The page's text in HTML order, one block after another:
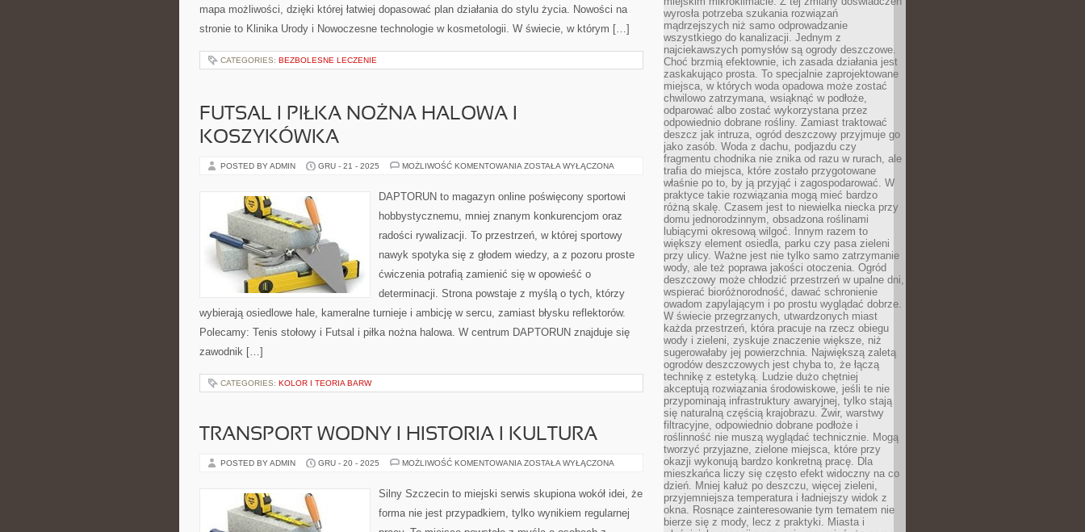
mapa możliwości, dzięki której łatwiej dopasować plan działania do stylu życia. Nowości na
stronie to Klinika Urody i Nowoczesne technologie w kosmetologii. W świecie, w którym […]
CATEGORIES: BEZBOLESNE LECZENIE
FUTSAL I PIŁKA NOŻNA HALOWA I
KOSZYKÓWKA
POSTED BY ADMIN GRU - 21 - 2025 MOŻLIWOŚĆ KOMENTOWANIA FUTSAL
NOŻNA
HALOWA
KOSZYKÓWKA
ZOSTAŁA WYŁĄCZONA
DAPTORUN to magazyn online poświęcony sportowi
hobbystycznemu, mniej znanym konkurencjom oraz
radości rywalizacji. To przestrzeń, w której sportowy
nawyk spotyka się z głodem wiedzy, a z pozoru proste
ćwiczenia potrafią zamienić się w opowieść o
determinacji. Strona powstaje z myślą o tych, którzy
wybierają osiedlowe hale, kameralne turnieje i ambicję w sercu, zamiast błysku reflektorów.
Polecamy: Tenis stołowy i Futsal i piłka nożna halowa. W centrum DAPTORUN znajduje się
zawodnik […]
CATEGORIES: KOLOR I TEORIA BARW
TRANSPORT WODNY I HISTORIA I KULTURA
POSTED BY ADMIN GRU - 20 - 2025 MOŻLIWOŚĆ KOMENTOWANIA TRANSPORT
HISTORIA
I
ZOSTAŁA WYŁĄCZONA
Silny Szczecin to miejski serwis skupiona wokół idei, że
forma nie jest przypadkiem, tylko wynikiem regularnej
wyrosła potrzeba szukania rozwiązań
mądrzejszych niż samo odprowadzanie
wszystkiego do kanalizacji. Jednym z
najciekawszych pomysłów są ogrody deszczowe.
Choć brzmią efektownie, ich zasada działania jest
zaskakująco prosta. To specjalnie zaprojektowane
miejsca, w których woda opadowa może zostać
chwilowo zatrzymana, wsiąknąć w podłoże,
odparować albo zostać wykorzystana przez
odpowiednio dobrane rośliny. Zamiast traktować
deszcz jak intruza, ogród deszczowy przyjmuje go
jako zasób. Woda z dachu, podjazdu czy
fragmentu chodnika nie znika od razu w rurach, ale
trafia do miejsca, które zostało przygotowane
właśnie po to, by ją przyjąć i zagospodarować. W
praktyce takie rozwiązania mogą mieć bardzo
różną skalę. Czasem jest to niewielka niecka przy
domu jednorodzinnym, obsadzona roślinami
lubiącymi okresową wilgoć. Innym razem to
większy element osiedla, parku czy pasa zieleni
przy ulicy. Ważne jest nie tylko samo zatrzymanie
wody, ale też poprawa jakości otoczenia. Ogród
deszczowy może chłodzić przestrzeń w upalne dni,
wspierać bioróżnorodność, dawać schronienie
owadom zapylającym i po prostu wyglądać dobrze.
W świecie przegrzanych, utwardzonych miast
każda przestrzeń, która pracuje na rzecz obiegu
wody i zieleni, zyskuje znaczenie większe, niż
sugerowałaby jej powierzchnia. Największą zaletą
ogrodów deszczowych jest chyba to, że łączą
technikę z estetyką. Ludzie dużo chętniej
akceptują rozwiązania środowiskowe, jeśli te nie
przypominają infrastruktury awaryjnej, tylko stają
się naturalną częścią krajobrazu. Żwir, warstwy
filtracyjne, odpowiednio dobrane podłoże i
roślinność nie muszą wyglądać technicznie. Mogą
tworzyć przyjazne, zielone miejsca, które przy
okazji wykonują bardzo konkretną pracę. Dla
mieszkańca liczy się często efekt widoczny na co
dzień. Mniej kałuż po deszczu, więcej zieleni,
przyjemniejsza temperatura i ładniejszy widok z
okna. Rosnące zainteresowanie tym tematem nie
bierze się z mody, lecz z praktyki. Miasta i